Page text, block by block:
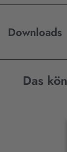
Downloads
Das